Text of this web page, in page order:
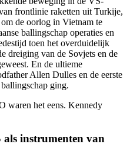
frontlinie raketten uit Turkije,
de oorlog in Vietnam te
ballingschap operaties en
toen het overduidelijk
dreiging van de Sovjets en de
En de ultieme
Allen Dulles en de eerste
ging.
waren het eens. Kennedy
als instrumenten van